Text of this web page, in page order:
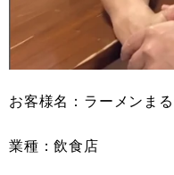
お客様名：ラーメンま
業種：飲食店